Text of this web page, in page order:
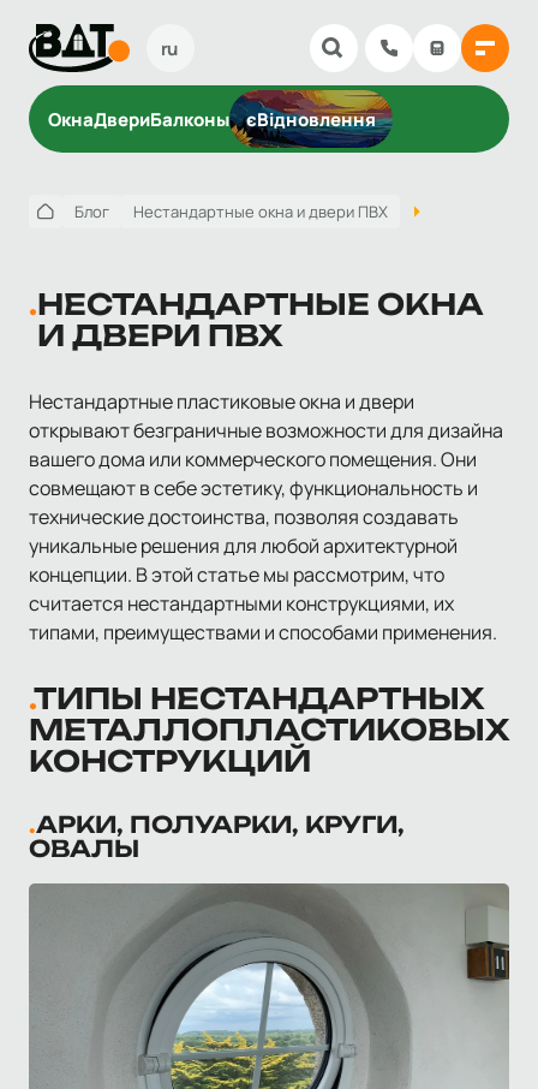
ru
ОкнаДвериБалконы єВідновлення
Блог Нестандартные окна и двери ПВХ
НЕСТАНДАРТНЫЕ ОКНА
И ДВЕРИ ПВХ
Нестандартные пластиковые окна и двери
открывают безграничные возможности для дизайна
вашего дома или коммерческого помещения. Они
совмещают в себе эстетику, функциональность и
технические достоинства, позволяя создавать
уникальные решения для любой архитектурной
концепции. В этой статье мы рассмотрим, что
считается нестандартными конструкциями, их
типами, преимуществами и способами применения.
ТИПЫ НЕСТАНДАРТНЫХ
МЕТАЛЛОПЛАСТИКОВЫХ
КОНСТРУКЦИЙ
АРКИ, ПОЛУАРКИ, КРУГИ,
ОВАЛЫ